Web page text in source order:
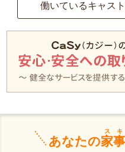
働いているキャス
あなたの家
ス